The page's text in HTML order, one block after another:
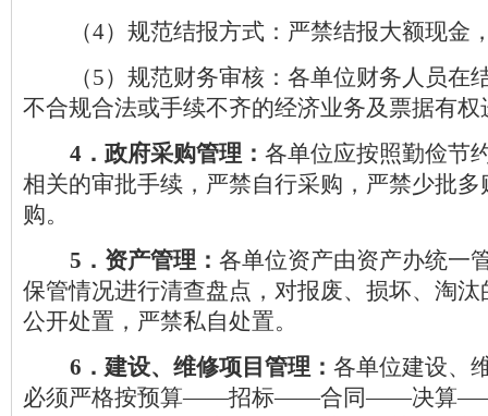
（4）规范结报方式：严禁结报大额现金
（5）规范财务审核：各单位财务人员在
不合规合法或手续不齐的经济业务及票据有
4 ．政府采购管理： 各单位应按照勤俭节
相关的审批手续，严禁自行采购，严禁少批
购。
5 ．资产管理： 各单位资产由资产办统一
保管情况进行清查盘点，对报废、损坏、淘
公开处置，严禁私自处置。
6 ．建设、维修项目管理： 各单位建设、
必须严格按预算——招标——合同——决算——